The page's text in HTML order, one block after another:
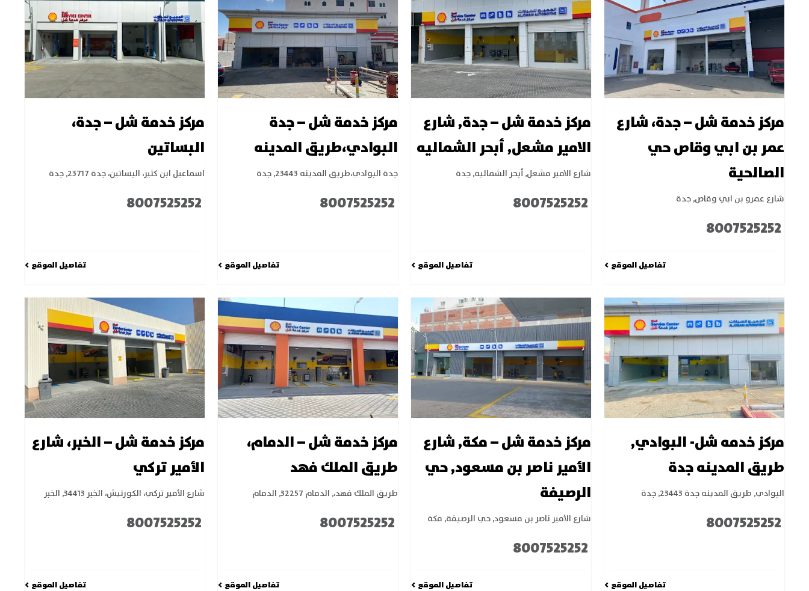
مركز خدمة شل – جدة، شارع
عمر بن ابي وقاص حي
الصالحية
شارع عمرو بن ابي وقاص,جدة
8007525252
تفاصيل الموقع
مركز خدمة شل – جدة, شارع
الامير مشعل, أبحر الشماليه
شارع الامير مشعل, أبحر الشماليه,جدة
8007525252
تفاصيل الموقع
مركز خدمة شل – جدة
البوادي،طريق المدينه
جدة البوادي،طريق المدينه 23443 ,جدة
8007525252
تفاصيل الموقع
مركز خدمة شل – جدة،
البساتين
اسماعيل ابن كثير، البساتين، جدة 23717 ,جدة
8007525252
تفاصيل الموقع
مركز خدمه شل- البوادي,
طريق المدينه جدة
البوادي, طريق المدينه جدة 23443 ,جدة
8007525252
تفاصيل الموقع
مركز خدمة شل – مكة, شارع
الأمير ناصر بن مسعود, حي
الرصيفة
شارع الأمير ناصر بن مسعود, حي الرصيفة, مكة
8007525252
تفاصيل الموقع
مركز خدمة شل – الدمام،
طريق الملك فهد
طريق الملك فهد،, الدمام 32257 , الدمام
8007525252
تفاصيل الموقع
مركز خدمة شل – الخبر، شارع
الأمير تركي
شارع الأمير تركي، الكورنيش، الخبر 34413 , الخبر
8007525252
تفاصيل الموقع